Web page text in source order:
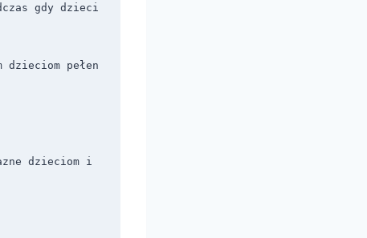
gdy dzieci
pełen
dzieciom i